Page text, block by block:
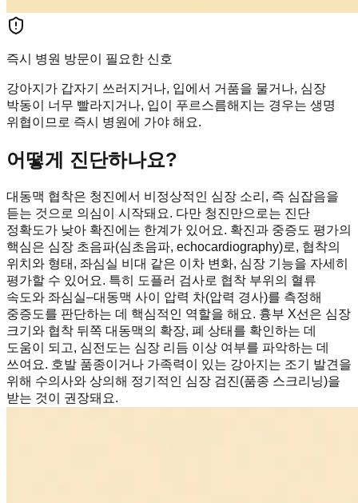
즉시 병원 방문이 필요한 신호
강아지가 갑자기 쓰러지거나, 입에서 거품을 물거나, 심장
박동이 너무 빨라지거나, 입이 푸르스름해지는 경우는 생명
위협이므로 즉시 병원에 가야 해요.
어떻게 진단하나요?
대동맥 협착은 청진에서 비정상적인 심장 소리, 즉 심잡음을
듣는 것으로 의심이 시작돼요. 다만 청진만으로는 진단
정확도가 낮아 확진에는 한계가 있어요. 확진과 중증도 평가의
핵심은 심장 초음파(심초음파, echocardiography)로, 협착의
위치와 형태, 좌심실 비대 같은 이차 변화, 심장 기능을 자세히
평가할 수 있어요. 특히 도플러 검사로 협착 부위의 혈류
속도와 좌심실–대동맥 사이 압력 차(압력 경사)를 측정해
중증도를 판단하는 데 핵심적인 역할을 해요. 흉부 X선은 심장
크기와 협착 뒤쪽 대동맥의 확장, 폐 상태를 확인하는 데
도움이 되고, 심전도는 심장 리듬 이상 여부를 파악하는 데
쓰여요. 호발 품종이거나 가족력이 있는 강아지는 조기 발견을
위해 수의사와 상의해 정기적인 심장 검진(품종 스크리닝)을
받는 것이 권장돼요.